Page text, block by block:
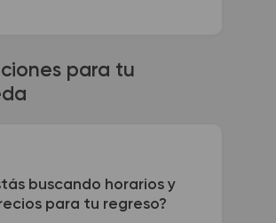
para tu
buscando horarios y
para tu regreso?